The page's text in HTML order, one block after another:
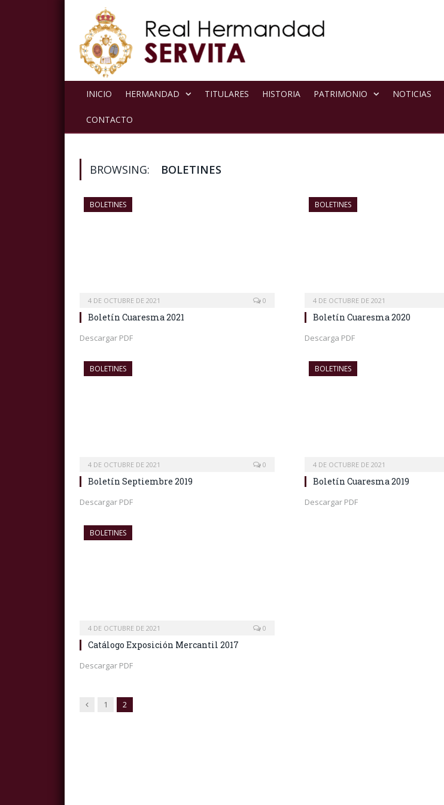
INICIO HERMANDAD TITULARES HISTORIA PATRIMONIO NOTICIAS
CONTACTO
BROWSING: BOLETINES
BOLETINES
4 DE OCTUBRE DE 2021 0
Boletín Cuaresma 2021
Descargar PDF
BOLETINES
4 DE OCTUBRE DE 2021
Boletín Cuaresma 2020
Descarga PDF
BOLETINES
4 DE OCTUBRE DE 2021 0
Boletín Septiembre 2019
Descargar PDF
BOLETINES
4 DE OCTUBRE DE 2021
Boletín Cuaresma 2019
Descargar PDF
BOLETINES
4 DE OCTUBRE DE 2021 0
Catálogo Exposición Mercantil 2017
Descargar PDF
Previous
1 2